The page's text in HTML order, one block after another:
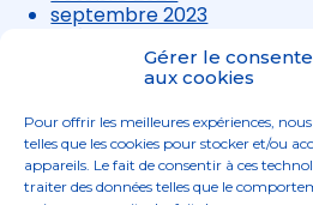
Gérer le
aux cookies
Pour offrir les meilleures expériences,
telles que les cookies pour stocker et/ou
appareils. Le fait de consentir à ces
traiter des données telles que le
septembre 2023
août 2023
juillet 2023
avril 2023
mars 2023